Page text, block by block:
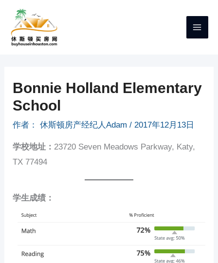
Bonnie Holland Elementary
School
作者： 休斯顿房产经纪人Adam/ 2017年12月13日
学校地址： 23720 Seven Meadows Parkway, Katy,
TX 77494
学生成绩：